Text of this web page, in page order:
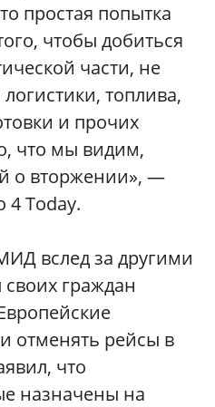
простая попытка
чтобы добиться
части, не
топлива,
и прочих
что мы видим,
о вторжении», —
4 Today.
вслед за другими
граждан
отменять рейсы в
что
назначены на